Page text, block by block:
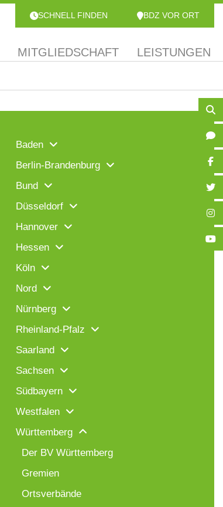
SCHNELL FINDEN BDZ VOR ORT
MITGLIEDSCHAFT LEISTUNGEN
Baden
Berlin-Brandenburg
Bund
Düsseldorf
Hannover
Hessen
Köln
Nord
Nürnberg
Rheinland-Pfalz
Saarland
Sachsen
Südbayern
Westfalen
Württemberg
Der BV Württemberg
Gremien
Ortsverbände